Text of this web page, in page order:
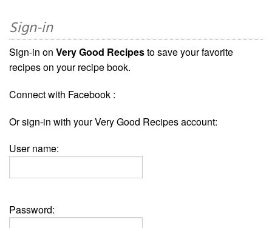
Sign-in
Sign-in on Very Good Recipesto save your favorite
recipes on your recipe book.
Connect with Facebook :
Or sign-in with your Very Good Recipes account:
User name:
Password: